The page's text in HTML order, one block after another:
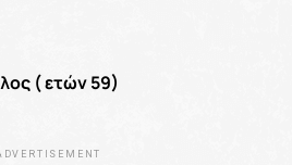
( ετών 59)